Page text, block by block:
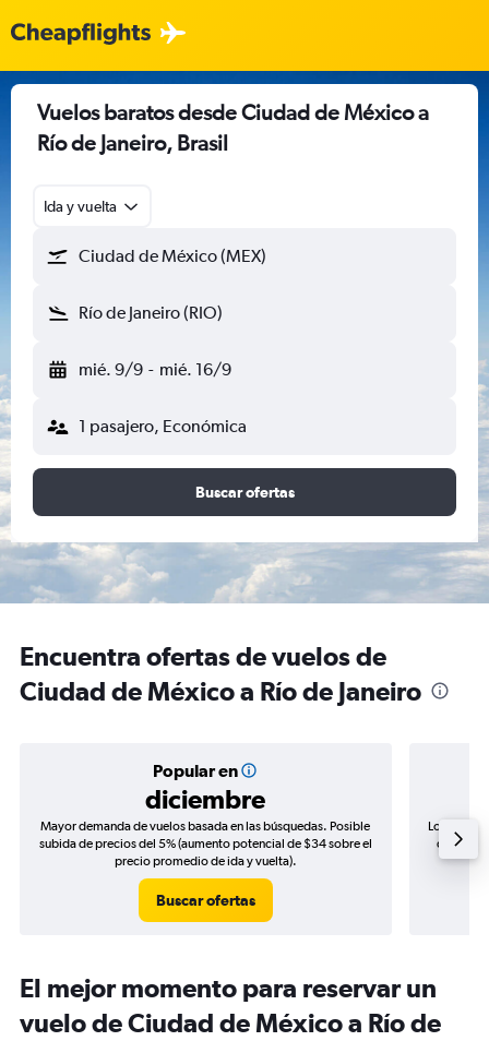
Vuelos baratos desde Ciudad de México a
Río de Janeiro, Brasil
Ida y vuelta
Ciudad de México (MEX)
Río de Janeiro (RIO)
mié. 9/9 - mié. 16/9
1 pasajero, Económica
Buscar ofertas
Encuentra ofertas de vuelos de
Ciudad de México a Río de Janeiro
Popular en
diciembre
Mayor demanda de vuelos basada en las búsquedas. Posible
subida de precios del 5% (aumento potencial de $34 sobre el
precio promedio de ida y vuelta).
Buscar ofertas
Los
de
El mejor momento para reservar un
vuelo de Ciudad de México a Río de